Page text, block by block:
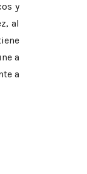
y
al
a
a